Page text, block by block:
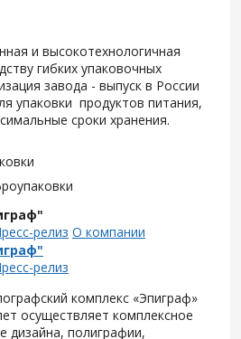
и высокотехнологичная
гибких упаковочных
завода - выпуск в России
упаковки продуктов питания,
сроки хранения.
релиз О компании
релиз
комплекс «Эпиграф»
осуществляет комплексное
дизайна, полиграфии,